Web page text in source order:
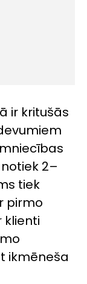
ir kritušās
2–
tiek
pirmo
klienti
ikmēneša